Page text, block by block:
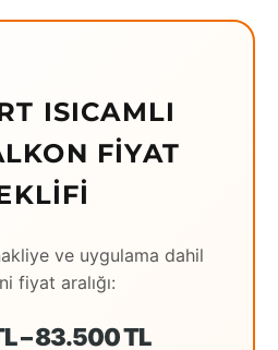
ISICAMLI
FIYAT
ve uygulama dahil
fiyat aralığı:
– 83.500 TL